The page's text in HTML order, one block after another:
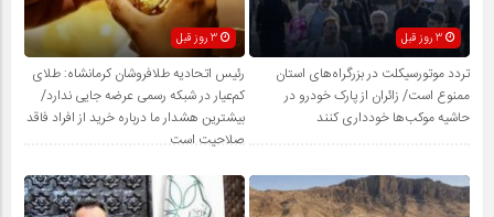
3 روز قبل
تردد موتورسیکلت در بزرگراه‌های استان
ممنوع است/ زائران از پارک خودرو در
حاشیه موکب‌ها خودداری کنند
رئیس اتحادیه طلافروشان کرمانشاه: طلای
کم‌عیار در شبکه رسمی عرضه جایی ندارد/
بیشترین هشدار ما درباره خرید از افراد فاقد
صلاحیت است